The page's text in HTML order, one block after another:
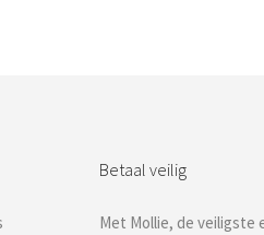
Betaal veilig
Met Mollie, de veiligste